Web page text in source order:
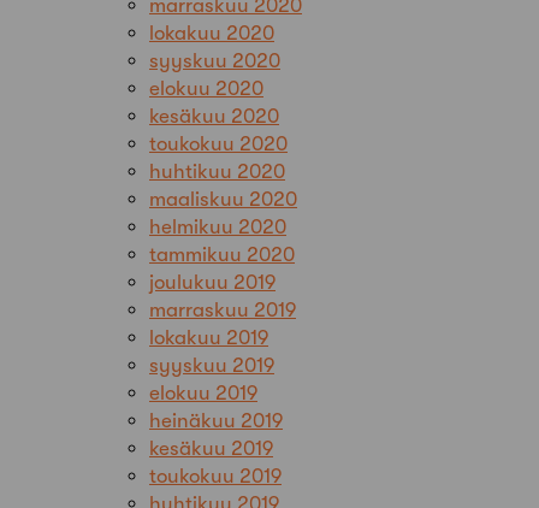
marraskuu 2020
lokakuu 2020
syyskuu 2020
elokuu 2020
kesäkuu 2020
toukokuu 2020
huhtikuu 2020
maaliskuu 2020
helmikuu 2020
tammikuu 2020
joulukuu 2019
marraskuu 2019
lokakuu 2019
syyskuu 2019
elokuu 2019
heinäkuu 2019
kesäkuu 2019
toukokuu 2019
huhtikuu 2019